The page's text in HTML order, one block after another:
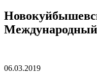
06.03.2019